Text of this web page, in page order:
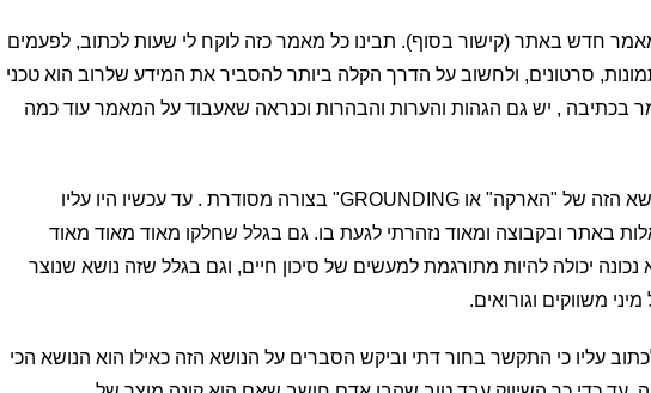
חדש באתר (קישור בסוף). תבינו כל מאמר כזה לוקח לי שעות לכתוב, לפעמים
סרטונים, ולחשוב על הדרך הקלה ביותר להסביר את המידע שלרוב הוא טכני
בכתיבה , יש גם הגהות והערות והבהרות וכנראה שאעבוד על המאמר עוד כמה
החלטתי לכתוב על הנושא הזה של "הארקה" או GROUNDING" בצורה מסודרת . עד עכשיו היו עליו
באתר ובקבוצה ומאוד נזהרתי לגעת בו. גם בגלל שחלקו מאוד מאוד מאוד
נכונה יכולה להיות מתורגמת למעשים של סיכון חיים, וגם בגלל שזה נושא שנוצר
משווקים וגורואים.
עליו כי התקשר בחור דתי וביקש הסברים על הנושא הזה כאילו הוא הנושא הכי